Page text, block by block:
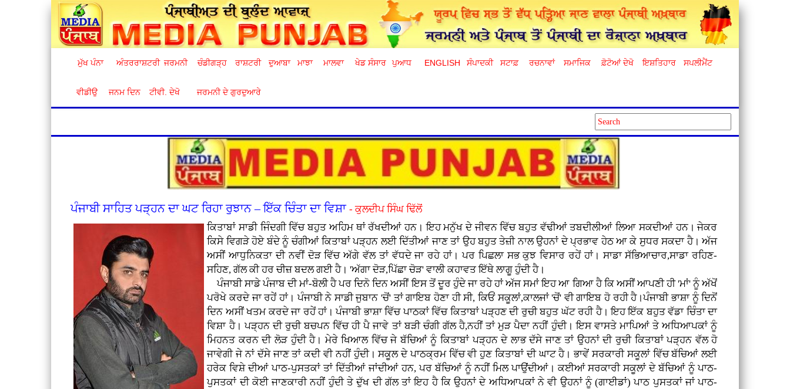
ਮੁੱਖ ਪੰਨਾ ਅੰਤਰਰਾਸ਼ਟਰੀ ਜਰਮਨੀ ਚੰਡੀਗੜ੍ਹ ਰਾਸ਼ਟਰੀ ਦੁਆਬਾ ਮਾਝਾ ਮਾਲਵਾ ਖੇਡ ਸੰਸਾਰ ਪੁਆਧ ENGLISH ਸੰਪਾਦਕੀ ਸਟਾਫ਼ ਰਚਨਾਵਾਂ ਸਮਾਜਿਕ ਫ਼ੋਟੋਆਂ ਦੇਖੋ ਇਸ਼ਤਿਹਾਰ ਸਪਲੀਮੈਂਟ
ਵੀਡੀਉ ਜਨਮ ਦਿਨ ਟੀਵੀ. ਦੇਖੋ ਜਰਮਨੀ ਦੇ ਗੁਰਦੁਆਰੇ
ਪੰਜਾਬੀ ਸਾਹਿਤ ਪੜ੍ਹਨ ਦਾ ਘਟ ਰਿਹਾ ਰੁਝਾਨ – ਇੱਕ ਚਿੰਤਾ ਦਾ ਵਿਸ਼ਾ- ਕੁਲਦੀਪ ਸਿੰਘ ਢਿੱਲੋਂ
ਕਿਤਾਬਾਂ ਸਾਡੀ ਜਿੰਦਗੀ ਵਿੱਚ ਬਹੁਤ ਅਹਿਮ ਥਾਂ ਰੱਖਦੀਆਂ ਹਨ। ਇਹ ਮਨੁੱਖ ਦੇ ਜੀਵਨ ਵਿੱਚ ਬਹੁਤ ਵੱਢੀਆਂ ਤਬਦੀਲੀਆਂ ਲਿਆ ਸਕਦੀਆਂ ਹਨ। ਜੇਕਰ
ਕਿਸੇ ਵਿਗੜੇ ਹੋਏ ਬੰਦੇ ਨੂੰ ਚੰਗੀਆਂ ਕਿਤਾਬਾਂ ਪੜ੍ਹਨ ਲਈ ਦਿੱਤੀਆਂ ਜਾਣ ਤਾਂ ਉਹ ਬਹੁਤ ਤੇਜ਼ੀ ਨਾਲ ਉਹਨਾਂ ਦੇ ਪ੍ਰਭਾਵ ਹੇਠ ਆ ਕੇ ਸੁਧਰ ਸਕਦਾ ਹੈ। ਅੱਜ
ਅਸੀਂ ਆਧੁਨਿਕਤਾ ਦੀ ਨਵੀਂ ਦੋੜ ਵਿੱਚ ਅੱਗੇ ਵੱਲ ਤਾਂ ਵੱਧਦੇ ਜਾ ਰਹੇ ਹਾਂ। ਪਰ ਪਿਛਲਾ ਸਭ ਕੁਝ ਵਿਸਾਰ ਰਹੇਂ ਹਾਂ। ਸਾਡਾ ਸੱਭਿਆਚਾਰ,ਸਾਡਾ ਰਹਿਣ-
ਸਹਿਣ, ਗੱਲ ਕੀ ਹਰ ਚੀਜ਼ ਬਦਲ ਗਈ ਹੈ। 'ਅੱਗਾ ਦੋੜ,ਪਿੱਛਾ ਚੋੜ' ਵਾਲੀ ਕਹਾਵਤ ਇੱਥੇ ਲਾਗੂ ਹੁੰਦੀ ਹੈ।
ਪੰਜਾਬੀ ਸਾਡੇ ਪੰਜਾਬ ਦੀ ਮਾਂ-ਬੋਲੀ ਹੈ ਪਰ ਦਿਨੋ ਦਿਨ ਅਸੀਂ ਇਸ ਤੋਂ ਦੂਰ ਹੁੰਦੇ ਜਾ ਰਹੇ ਹਾਂ ਅੱਜ ਸਮਾਂ ਇਹ ਆ ਗਿਆ ਹੈ ਕਿ ਅਸੀਂ ਆਪਣੀ ਹੀ 'ਮਾਂ' ਨੂੰ ਅੱਖੋਂ
ਪਰੋਖੇ ਕਰਦੇ ਜਾ ਰਹੇਂ ਹਾਂ। ਪੰਜਾਬੀ ਨੇ ਸਾਡੀ ਜੁਬਾਨ 'ਚੋਂ' ਤਾਂ ਗਾਇਬ ਹੋਣਾ ਹੀ ਸੀ, ਕਿਓਂ ਸਕੂਲਾਂ,ਕਾਲਜਾਂ 'ਚੋਂ' ਵੀ ਗਾਇਬ ਹੋ ਰਹੀ ਹੈ।ਪੰਜਾਬੀ ਭਾਸ਼ਾ ਨੂੰ ਦਿਨੋਂ
ਦਿਨ ਅਸੀਂ ਖਤਮ ਕਰਦੇ ਜਾ ਰਹੇਂ ਹਾਂ। ਪੰਜਾਬੀ ਭਾਸ਼ਾ ਵਿੱਚ ਪਾਠਕਾਂ ਵਿੱਚ ਕਿਤਾਬਾਂ ਪੜ੍ਹਣ ਦੀ ਰੁਚੀ ਬਹੁਤ ਘੱਟ ਰਹੀ ਹੈ। ਇਹ ਇੱਕ ਬਹੁਤ ਵੱਡਾ ਚਿੰਤਾ ਦਾ
ਵਿਸ਼ਾ ਹੈ। ਪੜ੍ਹਨ ਦੀ ਰੁਚੀ ਬਚਪਨ ਵਿੱਚ ਹੀ ਪੈ ਜਾਵੇ ਤਾਂ ਬੜੀ ਚੰਗੀ ਗੱਲ ਹੈ,ਨਹੀਂ ਤਾਂ ਮੁੜ ਪੈਦਾ ਨਹੀਂ ਹੁੰਦੀ। ਇਸ ਵਾਸਤੇ ਮਾਪਿਆਂ ਤੇ ਅਧਿਆਪਕਾਂ ਨੂੰ
ਮਿਹਨਤ ਕਰਨ ਦੀ ਲੋੜ ਹੁੰਦੀ ਹੈ। ਮੇਰੇ ਖਿਆਲ ਵਿੱਚ ਜੇ ਬੱਚਿਆਂ ਨੂੰ ਕਿਤਾਬਾਂ ਪੜ੍ਹਨ ਦੇ ਲਾਭ ਦੱਸੇ ਜਾਣ ਤਾਂ ਉਹਨਾਂ ਦੀ ਰੁਚੀ ਕਿਤਾਬਾਂ ਪੜ੍ਹਨ ਵੱਲ ਹੋ
ਜਾਵੇਗੀ ਜੇ ਨਾਂ ਦੱਸੇ ਜਾਣ ਤਾਂ ਕਦੀ ਵੀ ਨਹੀਂ ਹੁੰਦੀ। ਸਕੂਲ ਦੇ ਪਾਠਕ੍ਰਮ ਵਿੱਚ ਵੀ ਹੁਣ ਕਿਤਾਬਾਂ ਦੀ ਘਾਟ ਹੈ। ਭਾਵੇਂ ਸਰਕਾਰੀ ਸਕੂਲਾਂ ਵਿੱਚ ਬੱਚਿਆਂ ਲਈ
ਹਰੇਕ ਵਿਸ਼ੇ ਦੀਆਂ ਪਾਠ-ਪੁਸਤਕਾਂ ਤਾਂ ਦਿੱਤੀਆਂ ਜਾਂਦੀਆਂ ਹਨ, ਪਰ ਬੱਚਿਆਂ ਨੂੰ ਨਹੀਂ ਮਿਲ ਪਾਉਂਦੀਆਂ। ਕਈਆਂ ਸਰਕਾਰੀ ਸਕੂਲਾਂ ਦੇ ਬੱਚਿਆਂ ਨੂੰ ਪਾਠ-
ਪੁਸਤਕਾਂ ਦੀ ਕੋਈ ਜਾਣਕਾਰੀ ਨਹੀਂ ਹੁੰਦੀ ਤੇ ਦੁੱਖ ਦੀ ਗੱਲ ਤਾਂ ਇਹ ਹੈ ਕਿ ਉਹਨਾਂ ਦੇ ਅਧਿਆਪਕਾਂ ਨੇ ਵੀ ਉਹਨਾਂ ਨੂੰ (ਗਾਈਡਾਂ) ਪਾਠ ਪੁਸਤਕਾਂ ਜਾਂ ਪਾਠ-